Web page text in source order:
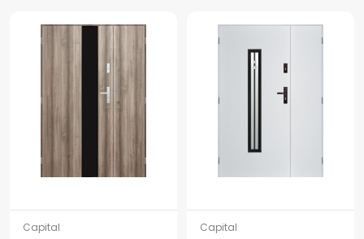
Capital Capital